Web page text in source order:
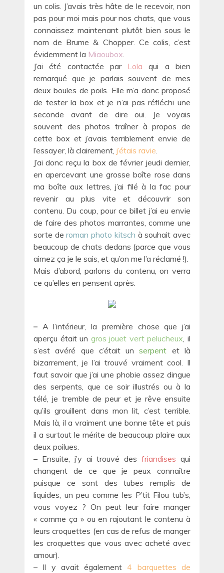
un colis. J’avais très hâte de le recevoir, non
pas pour moi mais pour nos chats, que vous
connaissez maintenant plutôt bien sous le
nom de Brume & Chopper. Ce colis, c’est
évidemment la Miaoubox.
J’ai été contactée par Lolaqui a bien
remarqué que je parlais souvent de mes
deux boules de poils. Elle m’a donc proposé
de tester la box et je n’ai pas réfléchi une
seconde avant de dire oui. Je voyais
souvent des photos traîner à propos de
cette box et j’avais terriblement envie de
l’essayer, là clairement, j’étais ravie.
J’ai donc reçu la box de février jeudi dernier,
en apercevant une grosse boîte rose dans
ma boîte aux lettres, j’ai filé à la fac pour
revenir au plus vite et découvrir son
contenu. Du coup, pour ce billet j’ai eu envie
de faire des photos marrantes, comme une
sorte deroman photo kitsch à souhait avec
beaucoup de chats dedans (parce que vous
aimez ça je le sais, et qu’on me l’a réclamé !).
Mais d’abord, parlons du contenu, on verra
ce qu’elles en pensent après.
– A l’intérieur, la première chose que j’ai
aperçu était un gros jouet vert pelucheux, il
s’est avéré que c’était un serpent et là
bizarrement, je l’ai trouvé vraiment cool. Il
faut savoir que j’ai une phobie assez dingue
des serpents, que ce soir illustrés ou à la
télé, je tremble de peur et je rêve ensuite
qu’ils grouillent dans mon lit, c’est terrible.
Mais là, il a vraiment une bonne tête et puis
il a surtout le mérite de beaucoup plaire aux
deux poilues.
– Ensuite, j’y ai trouvé desfriandises qui
changent de ce que je peux connaître
puisque ce sont des tubes remplis de
liquides, un peu comme les P’tit Filou tub’s,
vous voyez ? On peut leur faire manger
« comme ça » ou en rajoutant le contenu à
leurs croquettes (en cas de refus de manger
les croquettes que vous avec acheté avec
amour).
– Il y avait également4 barquettes de